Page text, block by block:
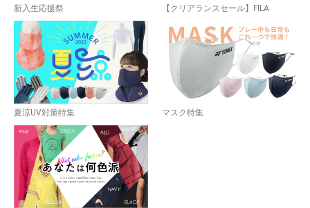
新入生応援祭 【クリアランスセール】FILA
夏涼UV対策特集 マスク特集